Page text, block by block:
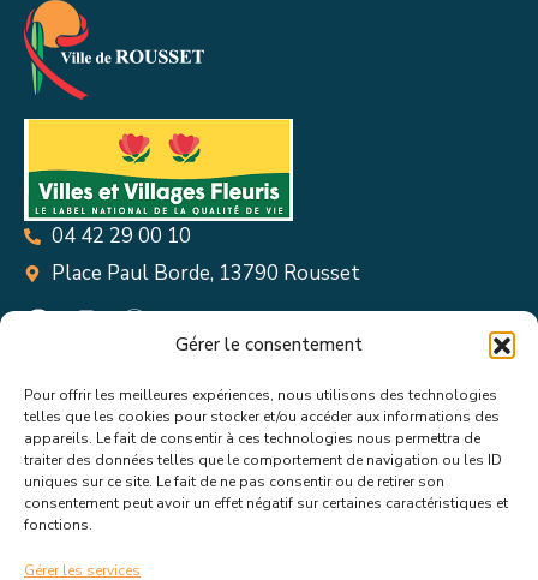
Gérer le consentement
Pour offrir les meilleures expériences, nous utilisons des technologies
telles que les cookies pour stocker et/ou accéder aux informations des
appareils. Le fait de consentir à ces technologies nous permettra de
traiter des données telles que le comportement de navigation ou les ID
uniques sur ce site. Le fait de ne pas consentir ou de retirer son
consentement peut avoir un effet négatif sur certaines caractéristiques et
fonctions.
Gérer les services
04 42 29 00 10
Place Paul Borde, 13790 Rousset
Suivez toutes les informations &
actualités de votre ville !